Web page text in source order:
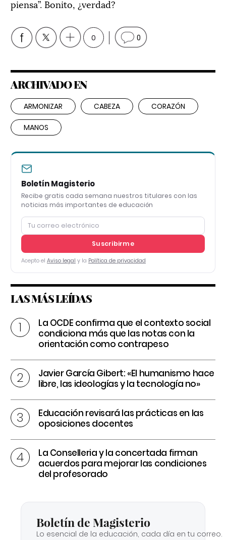
piensa”. Bonito, ¿verdad?
0 0
ARCHIVADO EN
ARMONIZAR CABEZA CORAZÓN
MANOS
Boletín Magisterio
Recibe gratis cada semana nuestros titulares con las
noticias más importantes de educación
Suscribirme
Acepto el Aviso legal y la Política de privacidad
LAS MÁS LEÍDAS
La OCDE confirma que el contexto social
condiciona más que las notas con la
orientación como contrapeso
Javier García Gibert: «El humanismo hace
libre, las ideologías y la tecnología no»
Educación revisará las prácticas en las
oposiciones docentes
La Conselleria y la concertada firman
acuerdos para mejorar las condiciones
del profesorado
Boletín de Magisterio
Lo esencial de la educación, cada día en tu correo.